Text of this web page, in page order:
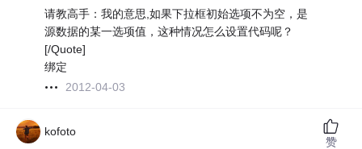
请教高手：我的意思,如果下拉框初始选项不为空，是
源数据的某一选项值，这种情况怎么设置代码呢？
[/Quote]
绑定
2012-04-03
kofoto
赞